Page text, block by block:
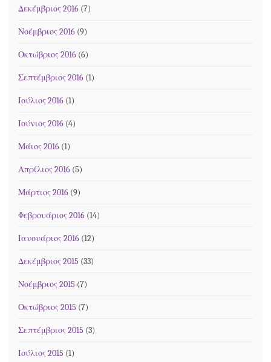
Δεκέμβριος 2016 (7)
Νοέμβριος 2016 (9)
Οκτώβριος 2016 (6)
Σεπτέμβριος 2016 (1)
Ιούλιος 2016 (1)
Ιούνιος 2016 (4)
Μάιος 2016 (1)
Απρίλιος 2016 (5)
Μάρτιος 2016 (9)
Φεβρουάριος 2016 (14)
Ιανουάριος 2016 (12)
Δεκέμβριος 2015 (33)
Νοέμβριος 2015 (7)
Οκτώβριος 2015 (7)
Σεπτέμβριος 2015 (3)
Ιούλιος 2015 (1)